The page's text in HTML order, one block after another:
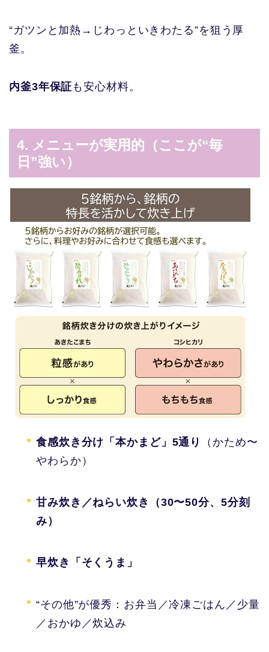
“ガツンと加熱→じわっといきわたる”を狙う厚
釜。
内釜3年保証 も安心材料。
4. メニューが実用的（ここが“毎
日”強い）
食感炊き分け「本かまど」5通り
（かため〜
やわらか）
甘み炊き／ねらい炊き（30〜50分、5分刻
み）
早炊き「そくうま」
“その他”が優秀：お弁当／冷凍ごはん／少量
／おかゆ／炊込み